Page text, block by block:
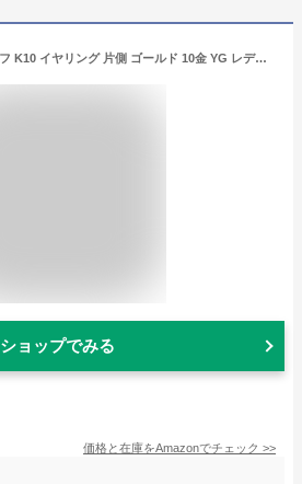
PLUSTER イヤーカフ K10 イヤリング 片側 ゴールド 10金 YG レディース オニキス [ギフトボックスセット] 人気 誕生日 プレゼント 母の日 ジュエリー プラスター 対象ジュエリー
ショップでみる
価格と在庫をAmazonでチェック >>